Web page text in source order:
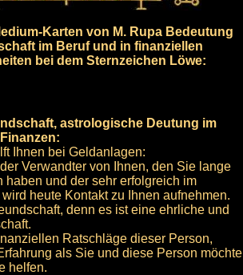
Karten von M. Rupa Bedeutung
im Beruf und in finanziellen
bei dem Sternzeichen Löwe:
astrologische Deutung im
Ihnen bei Geldanlagen:
Verwandter von Ihnen, den Sie lange
haben und der sehr erfolgreich im
heute Kontakt zu Ihnen aufnehmen.
denn es ist eine ehrliche und
Ratschläge dieser Person,
als Sie und diese Person möchte
helfen.